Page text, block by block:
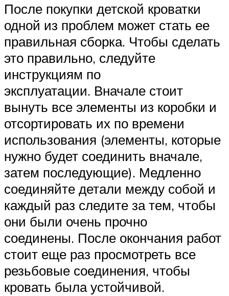
После покупки детской кроватки
одной из проблем может стать ее
правильная сборка. Чтобы сделать
это правильно, следуйте
инструкциям по
эксплуатации. Вначале стоит
вынуть все элементы из коробки и
отсортировать их по времени
использования (элементы, которые
нужно будет соединить вначале,
затем последующие). Медленно
соединяйте детали между собой и
каждый раз следите за тем, чтобы
они были очень прочно
соединены. После окончания работ
стоит еще раз просмотреть все
резьбовые соединения, чтобы
кровать была устойчивой.